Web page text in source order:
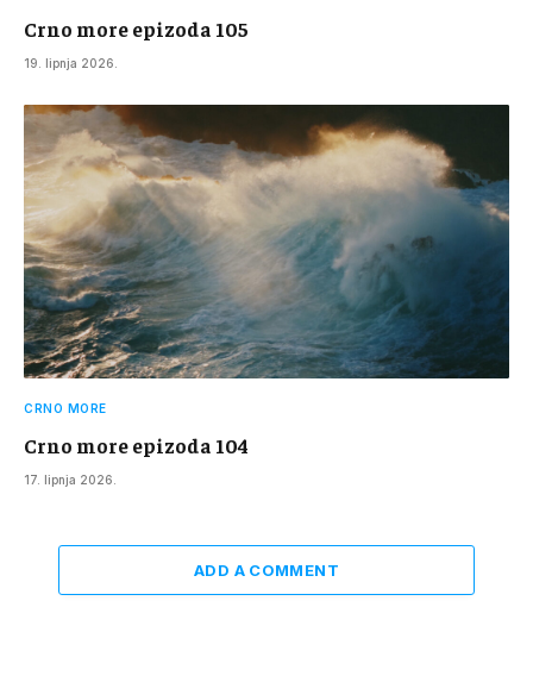
Crno more epizoda 105
19. lipnja 2026.
CRNO MORE
Crno more epizoda 104
17. lipnja 2026.
ADD A COMMENT